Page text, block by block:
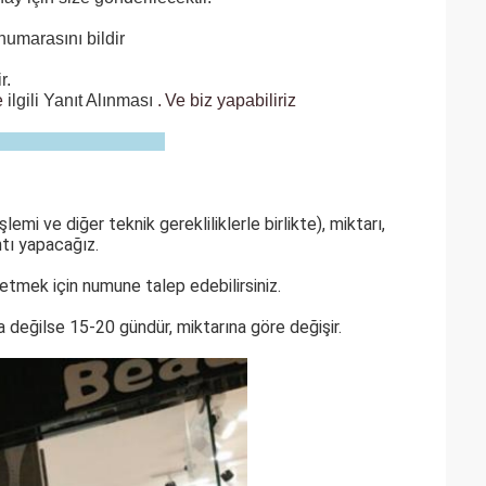
bildir
ilgili Yanıt Alınması . Ve biz yapabiliriz
ve diğer teknik gerekliliklerle birlikte), miktarı,
yapacağız.
için numune talep edebilirsiniz.
15-20 gündür, miktarına göre değişir.